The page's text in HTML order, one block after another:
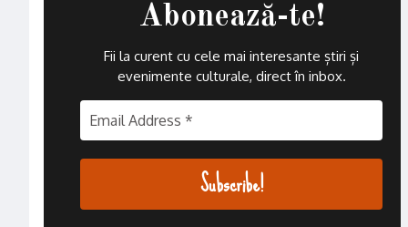
Abonează-te!
Fii la curent cu cele mai interesante știri și
evenimente culturale, direct în inbox.